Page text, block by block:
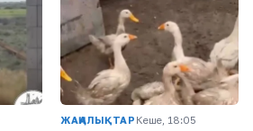
ЖАҢАЛЫҚТАР Кеше, 18:05